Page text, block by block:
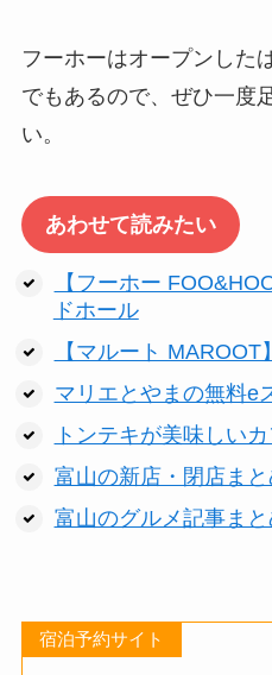
フーホーはオープンした
でもあるので、ぜひ一度
い。
あわせて読みたい
【フーホー
ドホール
【マルート MAROOT
マリエとやまの無料e
トンテキが美味しい
富山の新店・閉店まと
富山のグルメ記事まと
宿泊予約サイト